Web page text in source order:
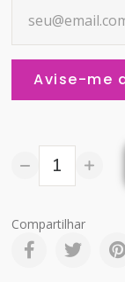
Avise-me
Compartilhar